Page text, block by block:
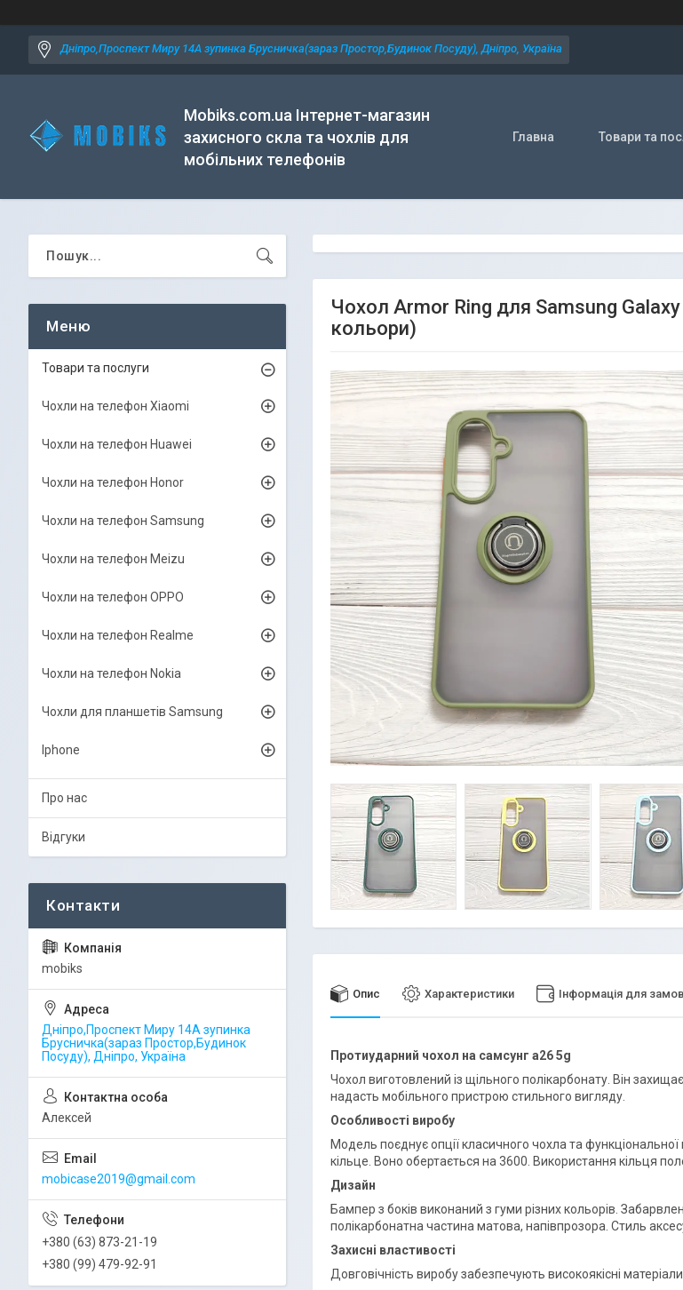
Дніпро,Проспект Миру 14А зупинка Брусничка(зараз Простор,Будинок Посуду), Дніпро, Україна
Mobiks.com.ua Інтернет-магазин
захисного скла та чохлів для
мобільних телефонів
Главна Товари та
Чохол Armor Ring для Samsung
кольори)
Опис Характеристики Інформація для
Протиударний чохол на самсунг а26 5g
Чохол виготовлений із щільного полікарбонату. Він
надасть мобільного пристрою стильного вигляду.
Особливості виробу
Модель поєднує опції класичного чохла та
кільце. Воно обертається на 3600. Використання кільця
Дизайн
Бампер з боків виконаний з гуми різних кольорів.
полікарбонатна частина матова, напівпрозора. Стиль
Захисні властивості
Довговічність виробу забезпечують високоякісні
Товари та послуги
Чохли на телефон Xiaomi
Чохли на телефон Huawei
Чохли на телефон Honor
Чохли на телефон Samsung
Чохли на телефон Meizu
Чохли на телефон OPPO
Чохли на телефон Realme
Чохли на телефон Nokia
Чохли для планшетів Samsung
Iphone
Про нас
Відгуки
mobiks
Дніпро,Проспект Миру 14А зупинка
Брусничка(зараз Простор,Будинок
Посуду), Дніпро, Україна
Алексей
mobicase2019@gmail.com
+380 (63) 873-21-19
+380 (99) 479-92-91